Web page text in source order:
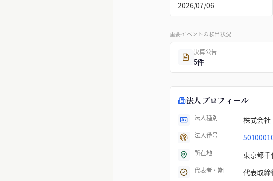
2026/07/06
重要イベントの検出状況
決算公告
5件
法人プロフィール
法人種別 株式会社
法人番号
所在地 東京都
代表者・期 代表取締